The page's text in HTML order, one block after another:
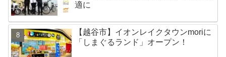
適に
【越谷市】イオンレイクタウンmoriに
「しまぐるランド」オープン！